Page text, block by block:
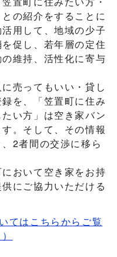
の紹介をすることに
用して、地域の少子
促し、若年層の定住
維持、活性化に寄与
売ってもいい・貸し
を、「笠置町に住み
い方」は空き家バン
。そして、その情報
2者間の交渉に移ら
おいて空き家をお持
にご協力いただける
てはこちらからご覧